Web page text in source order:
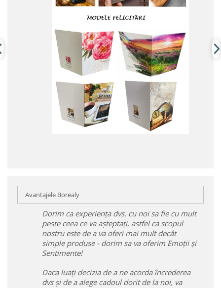
Avantajele Borealy
Dorim ca experiența dvs. cu noi sa fie cu mult
peste ceea ce va așteptați, astfel ca scopul
nostru este de a va oferi mai mult decât
simple produse - dorim sa va oferim Emoții și
Sentimente!
Daca luați decizia de a ne acorda încrederea
dvs și de a alege cadoul dorit de la noi, va